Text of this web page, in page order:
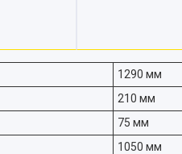
1290 мм
210 мм
75 мм
1050 мм